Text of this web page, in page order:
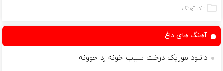
بفروش*فقط
تک آهنگ
آهنگ های داغ
دانلود موزیک درخت سيب خونه زد جوونه